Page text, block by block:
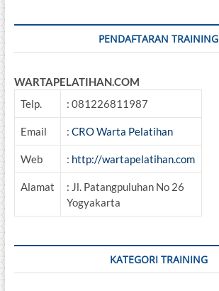
PENDAFTARAN TRAINING
WARTAPELATIHAN.COM
Telp.
: 081226811987
Email : CRO Warta Pelatihan
Web : http://wartapelatihan.com
Alamat
: Jl. Patangpuluhan No 26
Yogyakarta
KATEGORI TRAINING